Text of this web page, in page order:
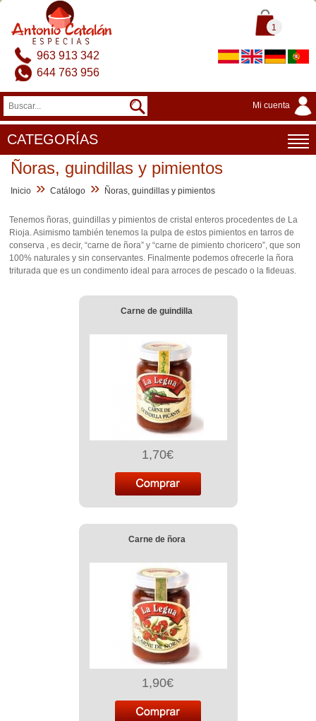
1
963 913 342
644 763 956
Mi cuenta
CATEGORÍAS
Ñoras, guindillas y pimientos
Inicio » Catálogo » Ñoras, guindillas y pimientos
Tenemos ñoras, guindillas y pimientos de cristal enteros procedentes de La
Rioja. Asimismo también tenemos la pulpa de estos pimientos en tarros de
conserva , es decir, “carne de ñora” y “carne de pimiento choricero”, que son
100% naturales y sin conservantes. Finalmente podemos ofrecerle la ñora
triturada que es un condimento ideal para arroces de pescado o la fideuas.
Carne de guindilla
1,70€
Carne de ñora
1,90€